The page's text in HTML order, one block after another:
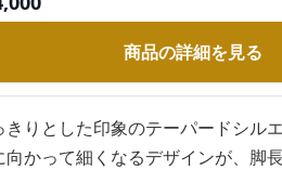
商品の詳細を見る
きりとした印象のテーパードシル
向かって細くなるデザインが、脚